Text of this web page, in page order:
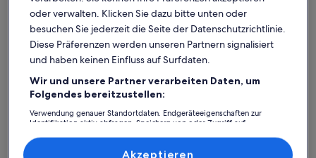
oder verwalten. Klicken Sie dazu bitte unten oder
besuchen Sie jederzeit die Seite der Datenschutzrichtlinie.
Diese Präferenzen werden unseren Partnern signalisiert
und haben keinen Einfluss auf Surfdaten.
Wir und unsere Partner verarbeiten Daten, um
Folgendes bereitzustellen:
Verwendung genauer Standortdaten. Endgeräteeigenschaften zur
Identifikation aktiv abfragen. Speichern von oder Zugriff auf
Inhalte, Messung von Werbeleistung und der Performance von Inhalten,
Zielgruppenforschung sowie Entwicklung und Verbesserung von
Akzeptieren